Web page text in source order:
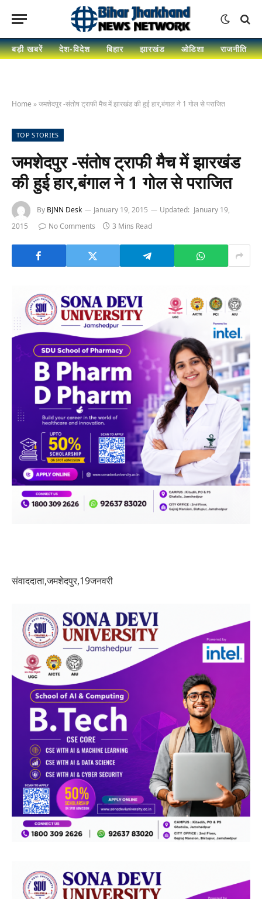
बड़ी खबरें देश-विदेश बिहार झारखंड ओडिशा राजनीति
Home »जमशेदपुर -संतोष ट्राफी मैच में झारखंड की हुई हार,बंगाल ने 1 गोल से पराजित
TOP STORIES
जमशेदपुर -संतोष ट्राफी मैच में झारखंड
की हुई हार,बंगाल ने 1 गोल से पराजित
By BJNN Desk January 19, 2015 Updated: January 19,
2015
No Comments 3 Mins Read
संवाददाता,जमशेदपुर,19जनवरी